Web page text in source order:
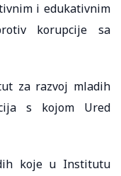
i edukativnim
korupcije sa
za razvoj mladih
s kojom Ured
koje u Institutu